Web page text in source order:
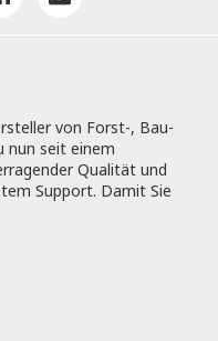
von Forst-, Bau-
nun seit einem
Qualität und
Support. Damit Sie